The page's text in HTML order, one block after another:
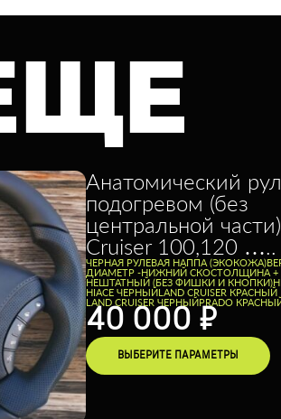
Анатомический
подогревом (без
центральной
Cruiser 100,120 …..
ЧЕРНАЯ РУЛЕВАЯ НАППА (ЭКОКОЖА)
ДИАМЕТР -НИЖНИЙ СКОСТОЛЩИНА +
НЕШТАТНЫЙ (БЕЗ ФИШКИ И КНОПКИ)
HIACE ЧЕРНЫЙLAND CRUISER КРАСНЫЙ
LAND CRUISER ЧЕРНЫЙPRADO
40 000 ₽
ВЫБЕРИТЕ ПАРАМЕТРЫ